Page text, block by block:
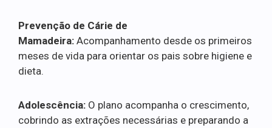
Prevenção de Cárie de
Mamadeira: Acompanhamento desde os primeiros
meses de vida para orientar os pais sobre higiene e
dieta.
Adolescência: O plano acompanha o crescimento,
cobrindo as extrações necessárias e preparando a